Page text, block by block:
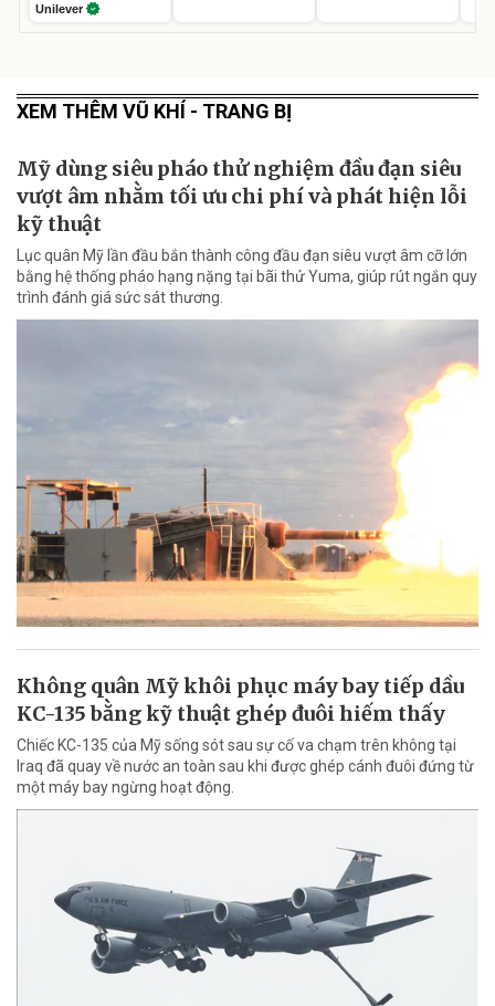
Unilever
XEM THÊM VŨ KHÍ - TRANG BỊ
Mỹ dùng siêu pháo thử nghiệm đầu đạn siêu
vượt âm nhằm tối ưu chi phí và phát hiện lỗi
kỹ thuật
Lục quân Mỹ lần đầu bắn thành công đầu đạn siêu vượt âm cỡ lớn
bằng hệ thống pháo hạng nặng tại bãi thử Yuma, giúp rút ngắn quy
trình đánh giá sức sát thương.
Không quân Mỹ khôi phục máy bay tiếp dầu
KC-135 bằng kỹ thuật ghép đuôi hiếm thấy
Chiếc KC-135 của Mỹ sống sót sau sự cố va chạm trên không tại
Iraq đã quay về nước an toàn sau khi được ghép cánh đuôi đứng từ
một máy bay ngừng hoạt động.